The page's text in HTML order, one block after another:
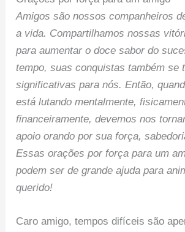
Amigos são nossos companheiros
a vida. Compartilhamos nossas
para aumentar o doce sabor do
tempo, suas conquistas também se
significativas para nós. Então,
está lutando mentalmente,
financeiramente, devemos nos
apoio orando por sua força,
Essas orações por força para um
podem ser de grande ajuda para
querido!
Caro amigo, tempos difíceis são